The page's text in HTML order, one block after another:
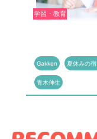
学習・教育
Gakken 夏休みの宿
青木伸生